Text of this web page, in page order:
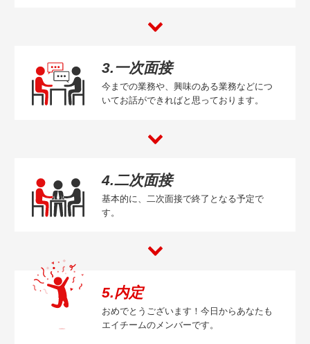
3.一次面接
今までの業務や、興味のある業務などにつ
いてお話ができればと思っております。
4.二次面接
基本的に、二次面接で終了となる予定で
す。
5.内定
おめでとうございます！今日からあなたも
エイチームのメンバーです。